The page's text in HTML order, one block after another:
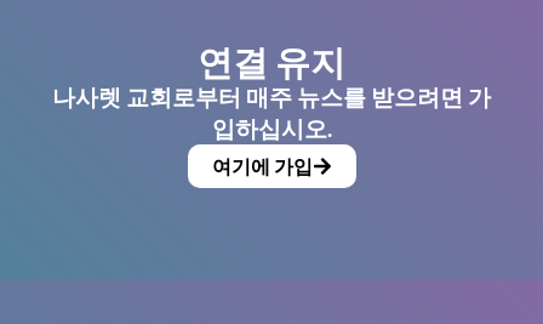
연결 유지
나사렛 교회로부터 매주 뉴스를 받으려면 가
입하십시오.
여기에 가입